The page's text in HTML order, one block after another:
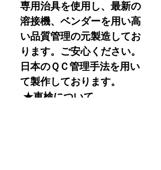
専用治具を使用し、最新の
溶接機、ベンダーを用い高
い品質管理の元製造してお
ります。ご安心ください。
日本のＱＣ管理手法を用い
て製作しております。
★車検について